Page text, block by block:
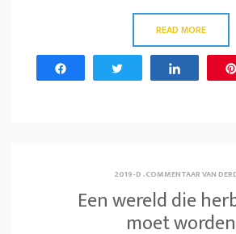
READ MORE
2019-D.COMMENTAAR VAN
Een wereld die
moet worden